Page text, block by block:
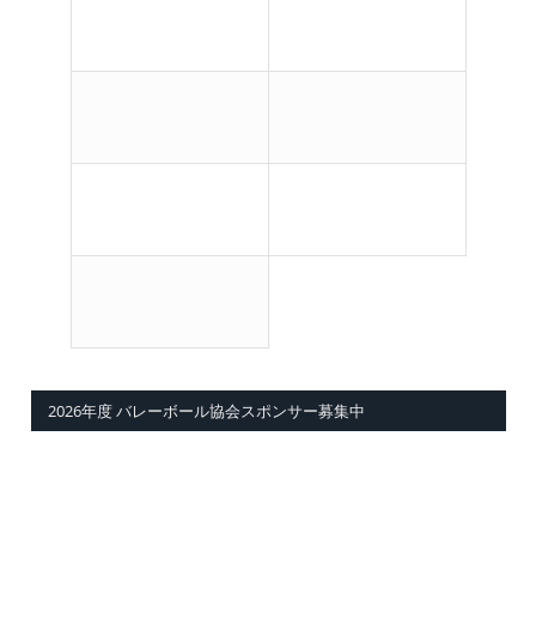
2026年度 バレーボール協会スポンサー募集中